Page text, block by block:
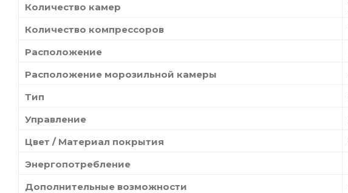
Количество камер
Количество компрессоров
Расположение
Расположение морозильной камеры
Тип
Управление
Цвет / Материал покрытия
Энергопотребление
Дополнительные возможности